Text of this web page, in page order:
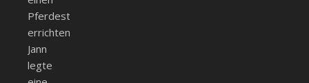
Pferdestall
errichten.
Jann
legte